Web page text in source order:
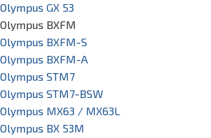
Olympus GX 53
Olympus BXFM
Olympus BXFM-S
Olympus BXFM-A
Olympus STM7
Olympus STM7-BSW
Olympus MX63 / MX63L
Olympus BX 53M